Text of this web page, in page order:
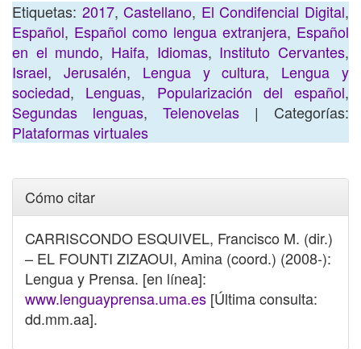
Etiquetas: 2017,Castellano, El Condifencial Digital,
Español, Español como lengua extranjera, Español
en el mundo, Haifa, Idiomas, Instituto Cervantes,
Israel, Jerusalén, Lengua y cultura, Lengua y
sociedad, Lenguas, Popularización del español,
Segundas lenguas, Telenovelas | Categorías:
Plataformas virtuales
Cómo citar
CARRISCONDO ESQUIVEL, Francisco M. (dir.)
– EL FOUNTI ZIZAOUI, Amina (coord.) (2008-):
Lengua y Prensa. [en línea]:
www.lenguayprensa.uma.es [Última consulta:
dd.mm.aa].